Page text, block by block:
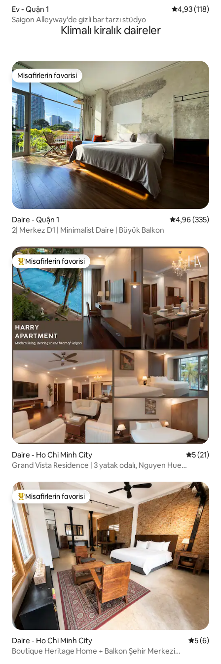
Ev - Quận 1 5 üzerinden
4,93 (118)
Saigon Alleyway'de gizli bar tarzı stüdyo
Klimalı kiralık daireler
Misafirlerin favorisi
Misafirlerin favorisi
Daire - Quận 1 5 üzerinden
4,96 (335)
2| Merkez D1 | Minimalist Daire | Büyük Balkon
Misafirlerin favorilerinden en beğenilenler arasında
Misafirlerin favorisi
Daire - Ho Chi Minh City 55 (21)
Grand Vista Residence | 3 yatak odalı, Nguyen Hue
Misafirlerin favorilerinden en beğenilenler arasında
Misafirlerin favorisi
Daire - Ho Chi Minh City 55 (6)
Boutique Heritage Home + Balkon Şehir Merkezi